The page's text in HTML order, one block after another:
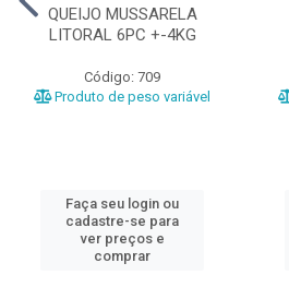
QUEIJO MUSSARELA
LITORAL 6PC +-4KG
Código: 709
Produto de peso variável
Faça seu login ou
cadastre-se para
ver preços e
comprar